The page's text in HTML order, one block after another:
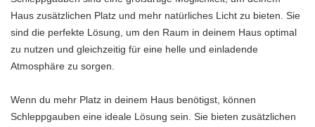
Haus zusätzlichen Platz und mehr natürliches Licht zu bieten. Sie
sind die perfekte Lösung, um den Raum in deinem Haus optimal
zu nutzen und gleichzeitig für eine helle und einladende
Atmosphäre zu sorgen.
Wenn du mehr Platz in deinem Haus benötigst, können
Schleppgauben eine ideale Lösung sein. Sie bieten zusätzlichen